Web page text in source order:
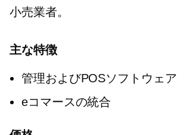
小売業者。
主な特徴
管理およびPOSソフトウェア
eコマースの統合